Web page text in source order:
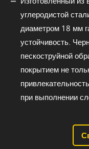
углеродистой
диаметром 18 мм
устойчивость.
пескоструйной
покрытием не
при выполнении